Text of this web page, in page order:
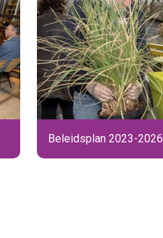
Beleidsplan 2023-2026